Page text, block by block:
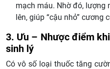
mạch máu. Nhờ đó, lượng
lên, giúp “cậu nhỏ” cương
3. Ưu – Nhược điểm
sinh lý
Có vô số loại thuốc tăng